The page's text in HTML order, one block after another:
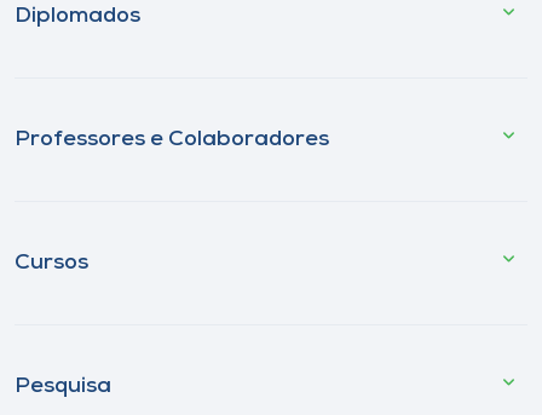
Diplomados
Professores e Colaboradores
Cursos
Pesquisa